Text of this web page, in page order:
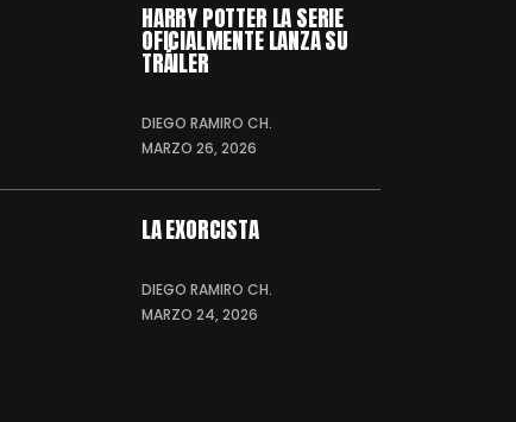
HARRY POTTER LA SERIE
OFICIALMENTE LANZA SU
TRÁILER
DIEGO RAMIRO CH.
MARZO 26, 2026
LA EXORCISTA
DIEGO RAMIRO CH.
MARZO 24, 2026